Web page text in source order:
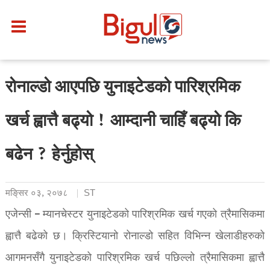
रोनाल्डो आएपछि युनाइटेडको पारिश्रमिक
खर्च ह्वात्तै बढ्यो ! आम्दानी चाहिँ बढ्यो कि
बढेन ? हेर्नुहोस्
मङि्सर ०३, २०७८ ST
एजेन्सी – म्यानचेस्टर युनाइटेडको पारिश्रमिक खर्च गएको त्रैमासिकमा
ह्वात्तै बढेको छ। क्रिस्टियानो रोनाल्डो सहित विभिन्न खेलाडीहरुको
आगमनसँगै युनाइटेडको पारिश्रमिक खर्च पछिल्लो त्रैमासिकमा ह्वात्तै